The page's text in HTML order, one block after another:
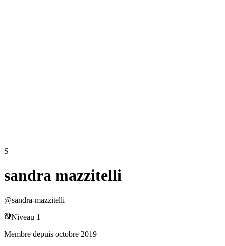
S
sandra mazzitelli
@sandra-mazzitelli
Niveau 1
Membre depuis octobre 2019